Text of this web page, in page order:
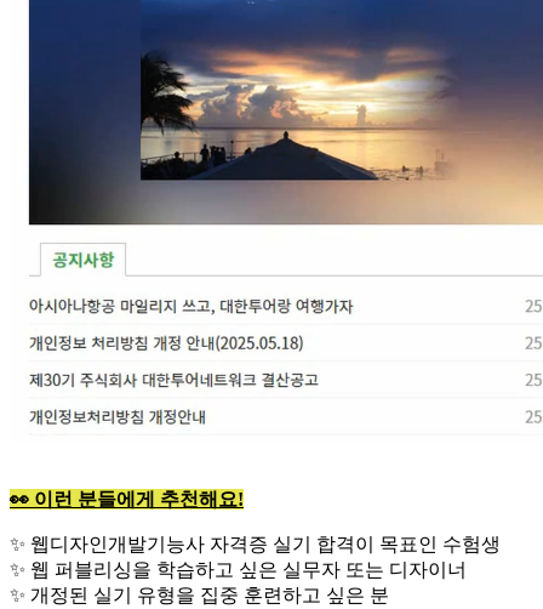
👀 이런 분들에게 추천해요!
✨ 웹디자인개발기능사 자격증 실기 합격이 목표인 수험생
✨ 웹 퍼블리싱을 학습하고 싶은 실무자 또는 디자이너
✨ 개정된 실기 유형을 집중 훈련하고 싶은 분